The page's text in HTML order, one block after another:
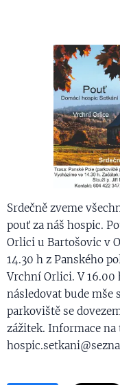
Srdečně zveme
pouť za náš hospic.
Orlici u Bartošovic v
14.30 h z Panského
Vrchní Orlici. V 16.00
následovat bude mše
parkoviště se
zážitek. Informace na